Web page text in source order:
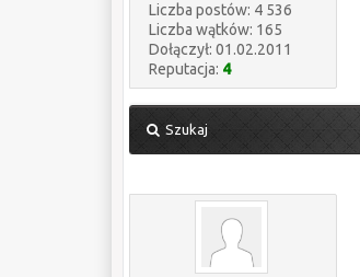
Liczba postów: 4 536
Liczba wątków: 165
Dołączył: 01.02.2011
Reputacja: 4
Szukaj